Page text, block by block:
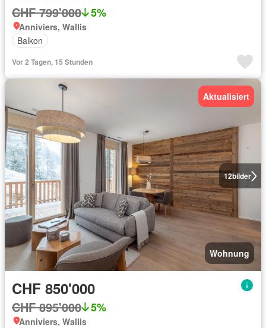
CHF 799'000 5%
Anniviers, Wallis
Balkon
Vor 2 Tagen, 15 Stunden
12bilder
Aktualisiert
Wohnung
CHF 850'000
CHF 895'000 5%
Anniviers, Wallis